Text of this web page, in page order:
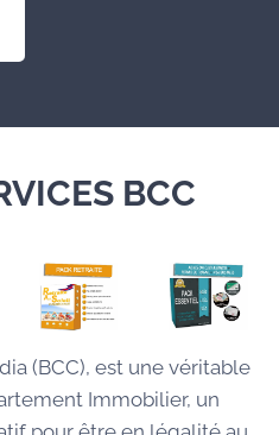
BCC
(BCC), est une véritable
Immobilier, un